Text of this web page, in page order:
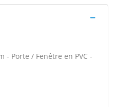
- Porte / Fenêtre en PVC -